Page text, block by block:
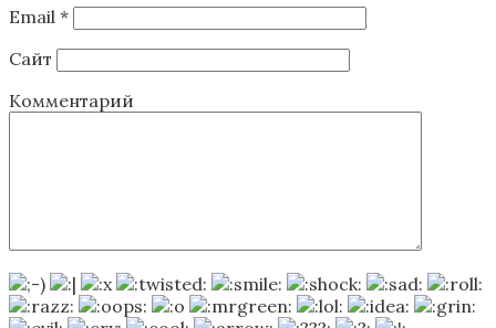
Email *
Сайт
Комментарий